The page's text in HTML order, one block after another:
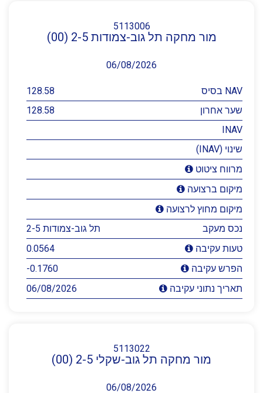
5113006
מור מחקה תל גוב-צמודות 2-5 (00)
06/08/2026
NAV בסיס
128.58
שער אחרון
128.58
INAV
שינוי (INAV)
מרווח ציטוט
מיקום ברצועה
מיקום מחוץ לרצועה
נכס מעקב
תל גוב-צמודות 2-5
טעות עקיבה
0.0564
הפרש עקיבה
-0.1760
תאריך נתוני עקיבה
06/08/2026
5113022
מור מחקה תל גוב-שקלי 2-5 (00)
06/08/2026